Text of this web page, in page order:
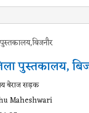
पुस्तकालय,
बेराज सड़क
Maheshwari